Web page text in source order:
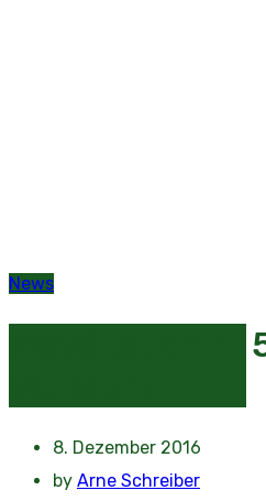
News
PlayStation 4:
8. Dezember 2016
by Arne Schreiber